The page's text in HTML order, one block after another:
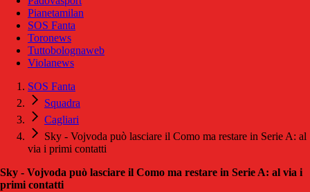
Pianetamilan
SOS Fanta
Toronews
Tuttobolognaweb
Violanews
SOS Fanta
Squadra
Cagliari
Sky - Vojvoda può lasciare il Como ma restare in Serie A: al
via i primi contatti
Sky - Vojvoda può lasciare il Como ma restare in Serie A: al via i
primi contatti